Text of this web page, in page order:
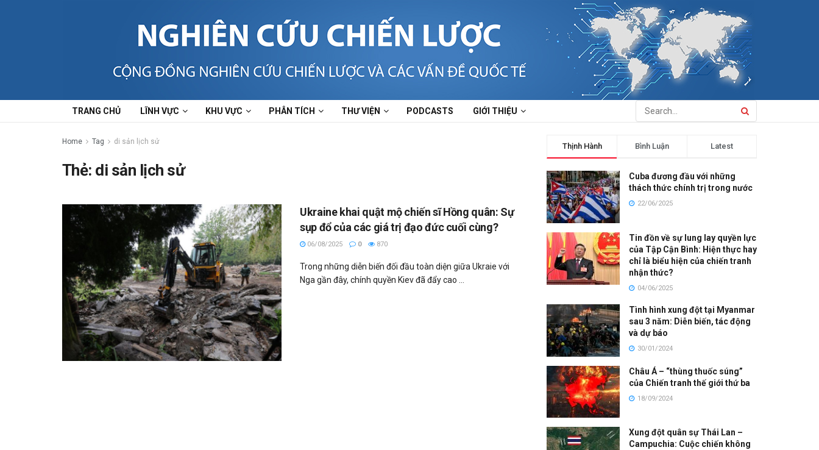
TRANG CHỦ LĨNH VỰC KHU VỰC PHÂN TÍCH THƯ VIỆN PODCASTS GIỚI THIỆU
Home Tag di sản lịch sử
Thẻ: di sản lịch sử
Ukraine khai quật mộ chiến sĩ Hồng quân: Sự
sụp đổ của các giá trị đạo đức cuối cùng?
06/08/2025 0 870
Trong những diễn biến đối đầu toàn diện giữa Ukraie với
Nga gần đây, chính quyền Kiev đã đẩy cao ...
Thịnh Hành Bình Luận Latest
Cuba đương đầu với những
thách thức chính trị trong nước
22/06/2025
Tin đồn về sự lung lay quyền lực
của Tập Cận Bình: Hiện thực hay
chỉ là biểu hiện của chiến tranh
nhận thức?
04/06/2025
Tình hình xung đột tại Myanmar
sau 3 năm: Diễn biến, tác động
và dự báo
30/01/2024
Châu Á – “thùng thuốc súng”
của Chiến tranh thế giới thứ ba
18/09/2024
Xung đột quân sự Thái Lan –
Campuchia: Cuộc chiến không